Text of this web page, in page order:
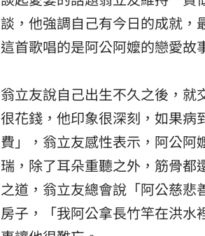
談，他強調自己有今日的成就，
這首歌唱的是阿公阿嬤的戀愛故
翁立友說自己出生不久之後，
很花錢，他印象很深刻，如果病
費」，翁立友感性表示，阿公
瑞，除了耳朵重聽之外，筋骨都
之道，翁立友總會說「阿公慈
房子，「我阿公拿長竹竿在洪